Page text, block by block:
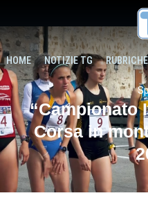
HOME NOTIZIE TG RUBRICHE
“Campionato
Corsa in